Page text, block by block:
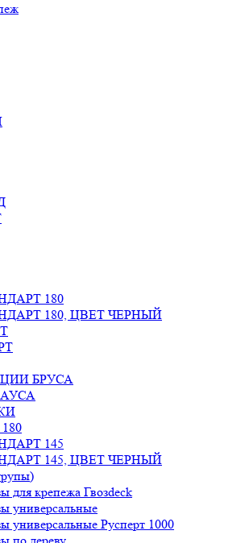
180
180, ЦВЕТ ЧЕРНЫЙ
БРУСА
145
145, ЦВЕТ ЧЕРНЫЙ
для крепежа Гвозdeck
универсальные
универсальные Русперт 1000